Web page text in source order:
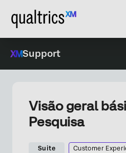
Support
Visão geral
Pesquisa
Suite Customer